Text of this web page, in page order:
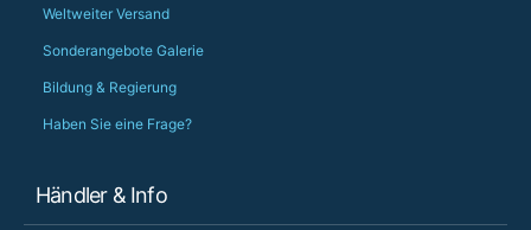
Weltweiter Versand
Sonderangebote Galerie
Bildung & Regierung
Haben Sie eine Frage?
Händler & Info